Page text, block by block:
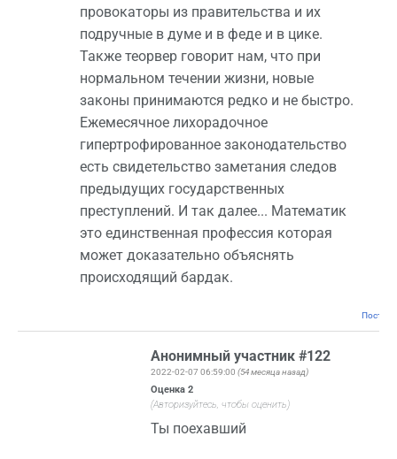
провокаторы из правительства и их
подручные в думе и в феде и в цике.
Также теорвер говорит нам, что при
нормальном течении жизни, новые
законы принимаются редко и не быстро.
Ежемесячное лихорадочное
гипертрофированное законодательство
есть свидетельство заметания следов
предыдущих государственных
преступлений. И так далее... Математик
это единственная профессия которая
может доказательно объяснять
происходящий бардак.
Анонимный участник #122
2022-02-07 06:59:00(54 месяца назад)
Оценка2
(Авторизуйтесь, чтобы оценить)
Ты поехавший